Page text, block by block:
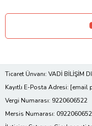
Ticaret Ünvanı: VADİ BİLİŞİM
Kayıtlı E-Posta Adresi: [email
Vergi Numarası: 9220606522
Mersis Numarası: